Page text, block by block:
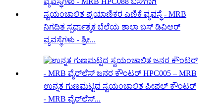
ನಿಗದಿತ ಸ್ಪರ್ಧಾತ್ಮಕ ಬೆಲೆಯ ಶಾಲಾ ಬಸ್ ಡಿವಿಆರ್
ವ್ಯವಸ್ಥೆಗಳು - ಶ್ರೀ...
ಉನ್ನತ ಗುಣಮಟ್ಟದ ಸ್ವಯಂಚಾಲಿತ ಪೀಪಲ್ ಕೌಂಟರ್
- MRB ವೈರ್‌ಲೆಸ್...